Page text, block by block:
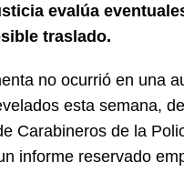
evalúa
traslado.
no ocurrió en una
esta semana,
Carabineros de la
informe reservado